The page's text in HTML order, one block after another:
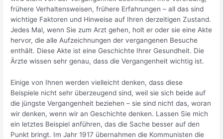
frühere Verhaltensweisen, frühere Erfahrungen – all das sind
wichtige Faktoren und Hinweise auf Ihren derzeitigen Zustand.
Jedes Mal, wenn Sie zum Arzt gehen, holt er oder sie eine Akte
hervor, die alle Aufzeichnungen der vergangenen Besuche
enthält. Diese Akte ist eine Geschichte Ihrer Gesundheit. Die
Ärzte wissen sehr genau, dass die Vergangenheit wichtig ist.
Einige von Ihnen werden vielleicht denken, dass diese
Beispiele nicht sehr überzeugend sind, weil sie sich beide auf
die jüngste Vergangenheit beziehen – sie sind nicht das, woran
wir denken, wenn wir an Geschichte denken. Lassen Sie mich
ein letztes Beispiel anführen, das die Sache besser auf den
Punkt bringt. Im Jahr 1917 übernahmen die Kommunisten die